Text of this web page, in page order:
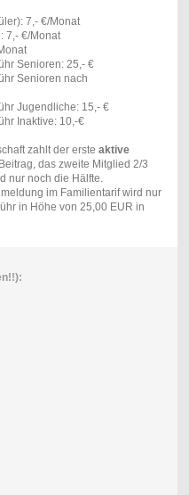
7,- €/Monat
7,- €/Monat
Senioren: 25,- €
Senioren nach
Jugendliche: 15,- €
Inaktive: 10,-€
zahlt der erste aktive
das zweite Mitglied 2/3
nur noch die Hälfte.
im Familientarif wird nur
in Höhe von 25,00 EUR in